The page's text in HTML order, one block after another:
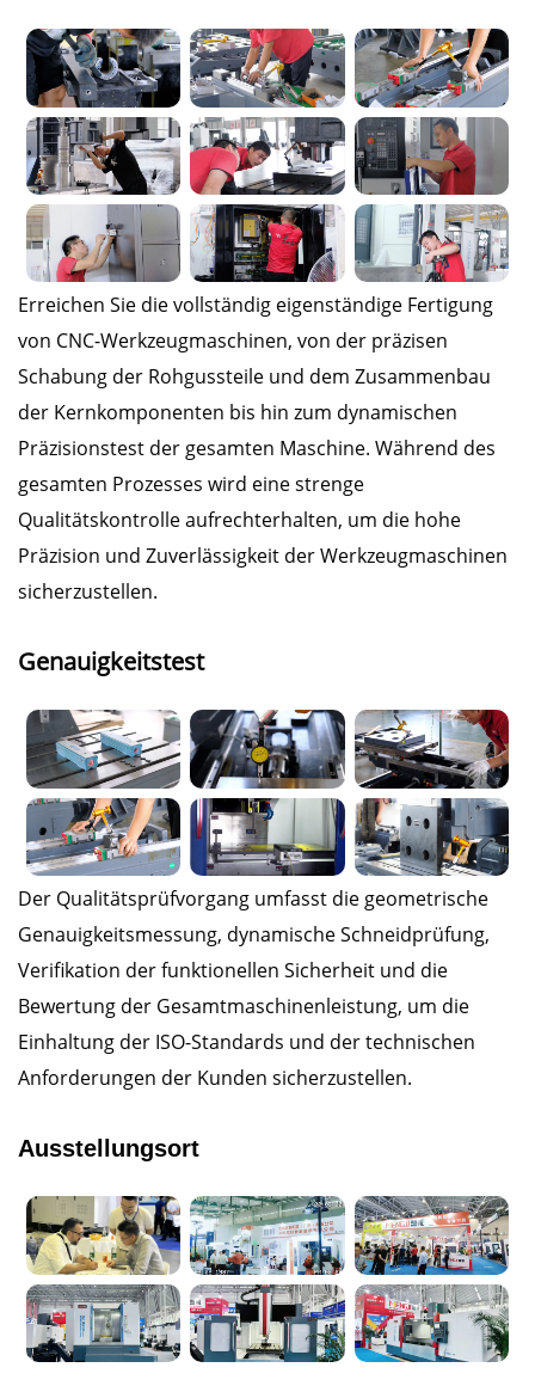
Erreichen Sie die vollständig eigenständige Fertigung
von CNC-Werkzeugmaschinen, von der präzisen
Schabung der Rohgussteile und dem Zusammenbau
der Kernkomponenten bis hin zum dynamischen
Präzisionstest der gesamten Maschine. Während des
gesamten Prozesses wird eine strenge
Qualitätskontrolle aufrechterhalten, um die hohe
Präzision und Zuverlässigkeit der Werkzeugmaschinen
sicherzustellen.
Genauigkeitstest
Der Qualitätsprüfvorgang umfasst die geometrische
Genauigkeitsmessung, dynamische Schneidprüfung,
Verifikation der funktionellen Sicherheit und die
Bewertung der Gesamtmaschinenleistung, um die
Einhaltung der ISO-Standards und der technischen
Anforderungen der Kunden sicherzustellen.
Ausstellungsort